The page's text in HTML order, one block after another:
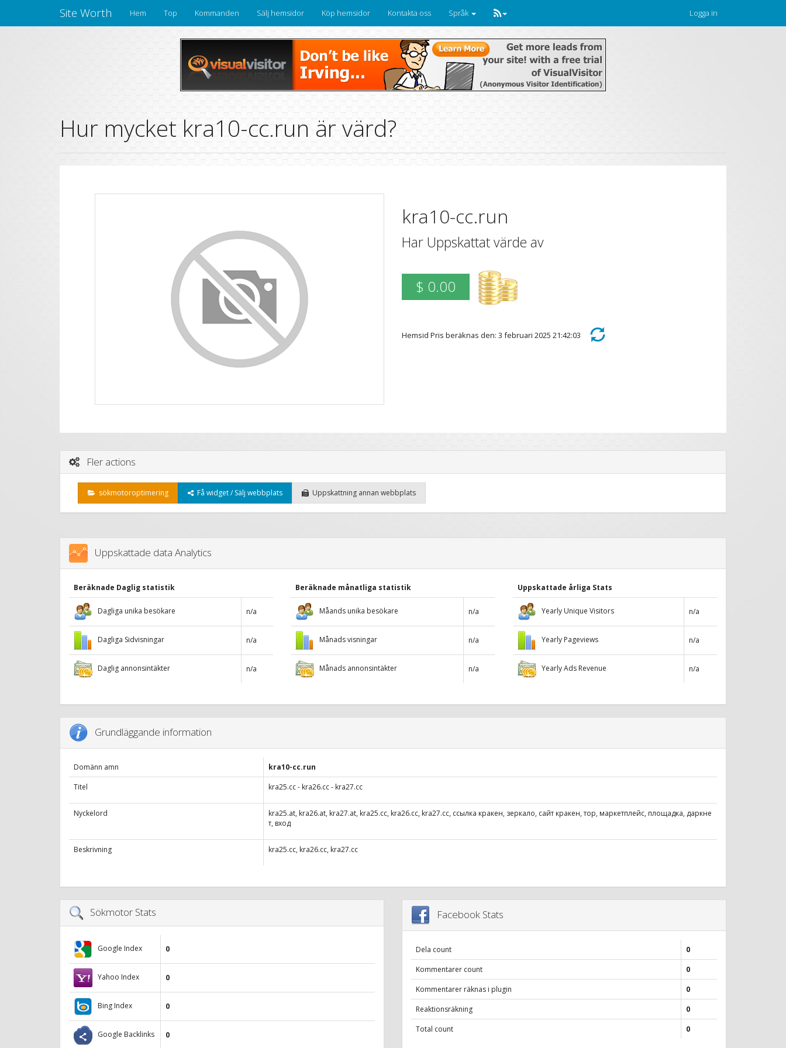
Site Worth Hem Top Kommanden Sälj hemsidor Köp hemsidor Kontakta oss Språk Logga in
Hur mycket kra10-cc.run är värd?
kra10-cc.run
Har Uppskattat värde av
$ 0.00
Hemsid Pris beräknas den: 3 februari 2025 21:42:03
Fler actions
sökmotoroptimering Få widget / Sälj webbplats Uppskattning annan webbplats
Uppskattade data Analytics
Beräknade Daglig statistik
Dagliga unika besökare n/a
Dagliga Sidvisningar n/a
Daglig annonsintäkter n/a
Beräknade månatliga statistik
Måands unika besökare n/a
Månads visningar n/a
Månads annonsintäkter n/a
Uppskattade årliga Stats
Yearly Unique Visitors n/a
Yearly Pageviews n/a
Yearly Ads Revenue n/a
Grundläggande information
Domänn amn
kra10-cc.run
Titel
kra25.cc - kra26.cc - kra27.cc
Nyckelord
kra25.at, kra26.at, kra27.at, kra25.cc, kra26.cc, kra27.cc, ссылка кракен, зеркало, сайт кракен, тор, маркетплейс, площадка, даркне
т, вход
Beskrivning kra25.cc, kra26.cc, kra27.cc
Sökmotor Stats
Google Index 0
Yahoo Index 0
Bing Index 0
Google Backlinks 0
Facebook Stats
Dela count
0
Kommentarer count
0
Kommentarer räknas i plugin
0
Reaktionsräkning
0
Total count
0